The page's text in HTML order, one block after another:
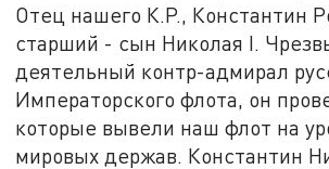
Отец нашего К.Р., Константин
старший - сын Николая I.
деятельный контр-адмирал
Императорского флота, он
которые вывели наш флот на
мировых держав. Константин